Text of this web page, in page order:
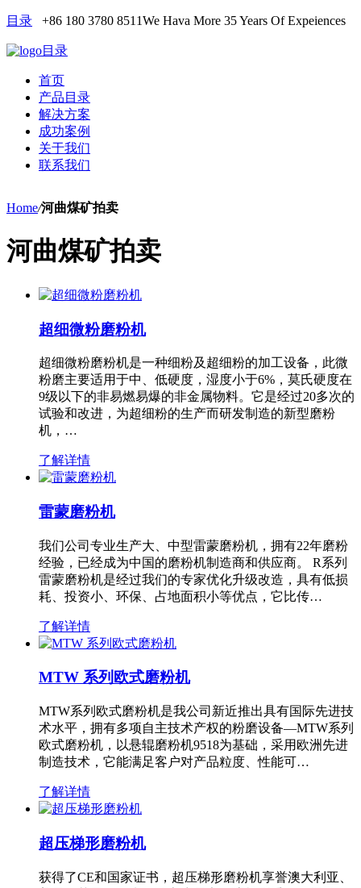
目录 +86 180 3780 8511We Hava More 35 Years Of Expeiences
目录
首页
产品目录
解决方案
成功案例
关于我们
联系我们
Home/河曲煤矿拍卖
河曲煤矿拍卖
超细微粉磨粉机
超细微粉磨粉机是一种细粉及超细粉的加工设备，此微
粉磨主要适用于中、低硬度，湿度小于6%，莫氏硬度在
9级以下的非易燃易爆的非金属物料。它是经过20多次的
试验和改进，为超细粉的生产而研发制造的新型磨粉
机，…
了解详情
雷蒙磨粉机
我们公司专业生产大、中型雷蒙磨粉机，拥有22年磨粉
经验，已经成为中国的磨粉机制造商和供应商。 R系列
雷蒙磨粉机是经过我们的专家优化升级改造，具有低损
耗、投资小、环保、占地面积小等优点，它比传…
了解详情
MTW 系列欧式磨粉机
MTW系列欧式磨粉机是我公司新近推出具有国际先进技
术水平，拥有多项自主技术产权的粉磨设备—MTW系列
欧式磨粉机，以悬辊磨粉机9518为基础，采用欧洲先进
制造技术，它能满足客户对产品粒度、性能可…
了解详情
超压梯形磨粉机
获得了CE和国家证书，超压梯形磨粉机享誉澳大利亚、